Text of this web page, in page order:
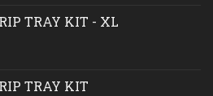
TRAY KIT - XL
TRAY KIT